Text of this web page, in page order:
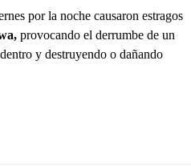
por la noche causaron estragos
provocando el derrumbe de un
y destruyendo o dañando